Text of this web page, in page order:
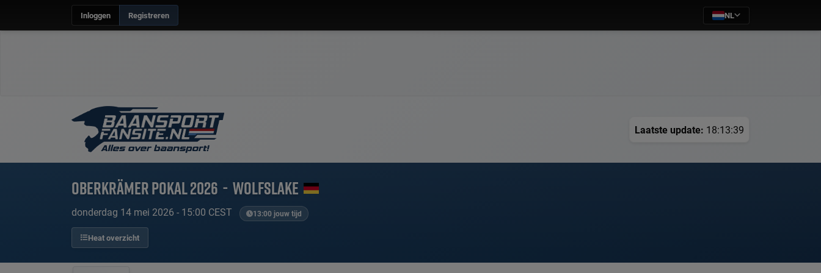
Inloggen Registreren NL
Laatste update: 18:13:39
Oberkrämer Pokal 2026 - Wolfslake
donderdag 14 mei 2026 - 15:00 CEST 13:00 jouw tijd
Heat overzicht